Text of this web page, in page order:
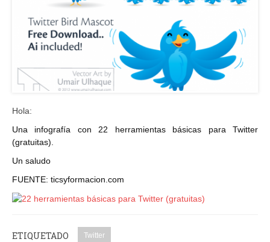
Hola:
Una infografía con 22 herramientas básicas para Twitter
(gratuitas).
Un saludo
FUENTE: ticsyformacion.com
ETIQUETADO Twitter